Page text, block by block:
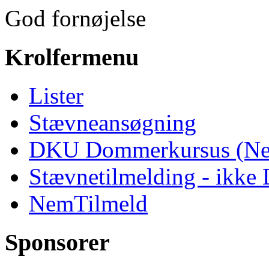
God fornøjelse
Krolfermenu
Lister
Stævneansøgning
DKU Dommerkursus
Stævnetilmelding - ikke
NemTilmeld
Sponsorer